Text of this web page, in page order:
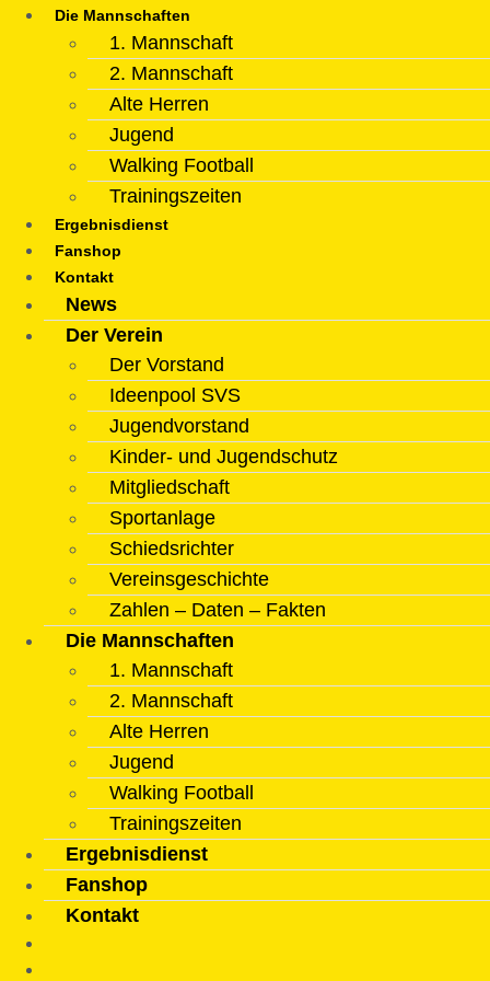
Die Mannschaften
1. Mannschaft
2. Mannschaft
Alte Herren
Jugend
Walking Football
Trainingszeiten
Ergebnisdienst
Fanshop
Kontakt
News
Der Verein
Der Vorstand
Ideenpool SVS
Jugendvorstand
Kinder- und Jugendschutz
Mitgliedschaft
Sportanlage
Schiedsrichter
Vereinsgeschichte
Zahlen – Daten – Fakten
Die Mannschaften
1. Mannschaft
2. Mannschaft
Alte Herren
Jugend
Walking Football
Trainingszeiten
Ergebnisdienst
Fanshop
Kontakt